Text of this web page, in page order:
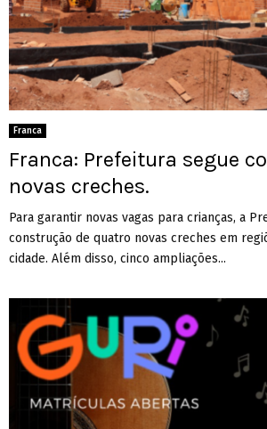
Franca
Franca: Prefeitura segue
novas creches.
Para garantir novas vagas para crianças, a
construção de quatro novas creches em
cidade. Além disso, cinco ampliações...